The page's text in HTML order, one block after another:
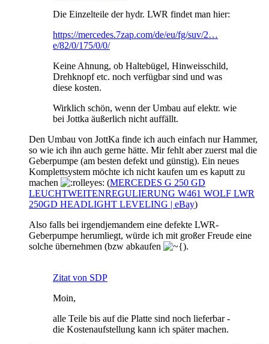
Die Einzelteile der hydr. LWR findet man hier:
https://mercedes.7zap.com/de/eu/fg/suv/2…
e/82/0/175/0/0/
Keine Ahnung, ob Haltebügel, Hinweisschild,
Drehknopf etc. noch verfügbar sind und was
diese kosten.
Wirklich schön, wenn der Umbau auf elektr. wie
bei Jottka äußerlich nicht auffällt.
Den Umbau von JottKa finde ich auch einfach nur Hammer,
so wie ich ihn auch gerne hätte. Mir fehlt aber zuerst mal die
Geberpumpe (am besten defekt und günstig). Ein neues
Komplettsystem möchte ich nicht kaufen um es kaputt zu
machen
(MERCEDES G 250 GD
LEUCHTWEITENREGULIERUNG W461 WOLF LWR
250GD HEADLIGHT LEVELING | eBay)
Also falls bei irgendjemandem eine defekte LWR-
Geberpumpe herumliegt, würde ich mit großer Freude eine
solche übernehmen (bzw abkaufen
).
Zitat von SDP
Moin,
alle Teile bis auf die Platte sind noch lieferbar -
die Kostenaufstellung kann ich später machen.